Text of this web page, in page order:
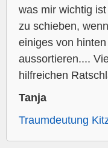
was mir wichtig
zu schieben,
einiges von
aussortieren....
hilfreichen
Tanja
Traumdeutung